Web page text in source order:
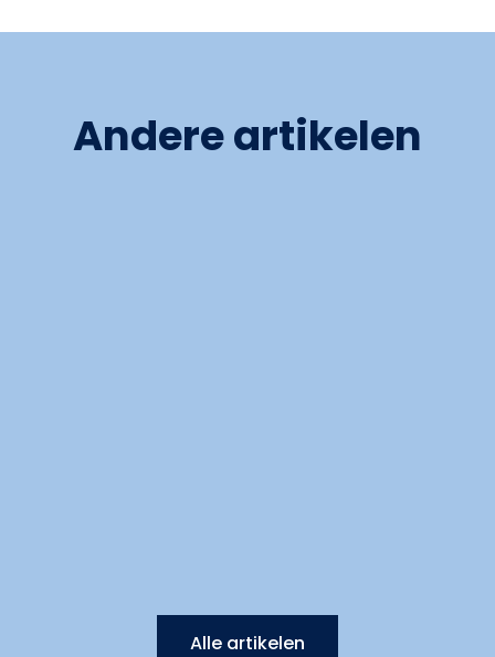
Andere artikelen
Alle artikelen